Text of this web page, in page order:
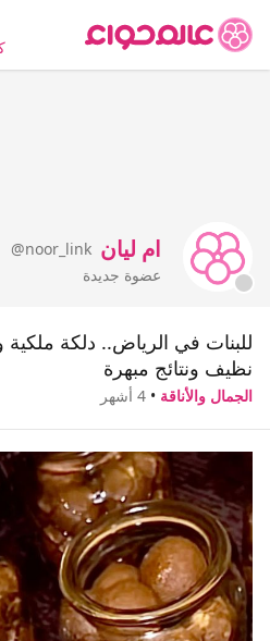
ام ليان @noor_link
عضوة جديدة
للبنات في الرياض.. دلكة
نظيف ونتائج مبهرة
الجمال والأناقة • 4 أشهر